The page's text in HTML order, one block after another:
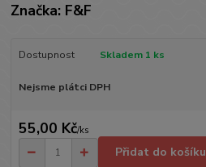
Značka: F&F
Dostupnost Skladem 1 ks
Nejsme plátci DPH
55,00 Kč/ks
Přidat do košíku